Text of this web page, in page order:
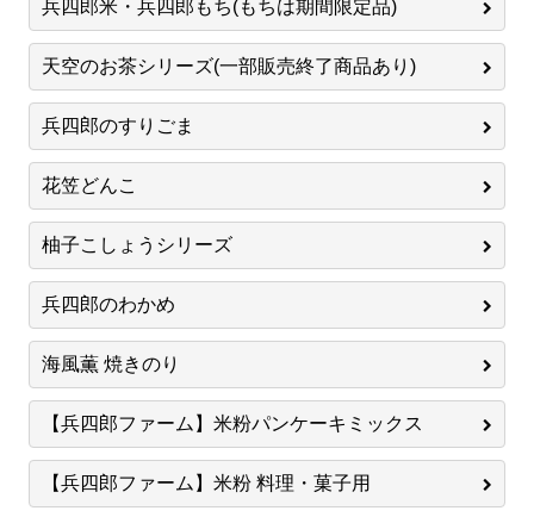
兵四郎米・兵四郎もち(もちは期間限定品)
天空のお茶シリーズ(一部販売終了商品あり)
兵四郎のすりごま
花笠どんこ
柚子こしょうシリーズ
兵四郎のわかめ
海風薫 焼きのり
【兵四郎ファーム】米粉パンケーキミックス
【兵四郎ファーム】米粉 料理・菓子用